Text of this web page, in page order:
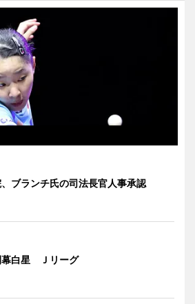
ブランチ氏の司法長官人事承認
幕白星 Ｊリーグ